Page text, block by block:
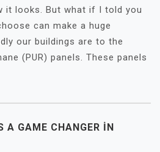
it looks. But what if I told you
can make a huge
our buildings are to the
(PUR) panels. These panels
A GAME CHANGER İN